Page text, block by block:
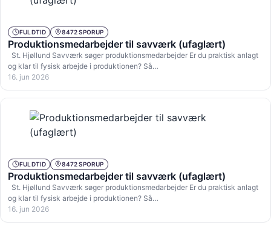
FULDTID 8472 SPORUP
Produktionsmedarbejder til savværk (ufaglært)
St. Hjøllund Savværk søger produktionsmedarbejder Er du praktisk anlagt
og klar til fysisk arbejde i produktionen? Så…
16. jun 2026
FULDTID 8472 SPORUP
Produktionsmedarbejder til savværk (ufaglært)
St. Hjøllund Savværk søger produktionsmedarbejder Er du praktisk anlagt
og klar til fysisk arbejde i produktionen? Så…
16. jun 2026